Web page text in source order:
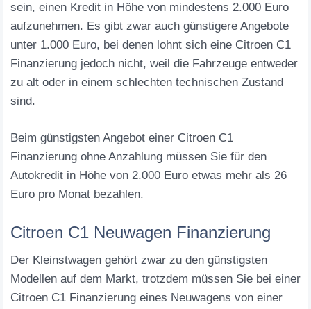
sein, einen Kredit in Höhe von mindestens 2.000 Euro
aufzunehmen. Es gibt zwar auch günstigere Angebote
unter 1.000 Euro, bei denen lohnt sich eine Citroen C1
Finanzierung jedoch nicht, weil die Fahrzeuge entweder
zu alt oder in einem schlechten technischen Zustand
sind.
Beim günstigsten Angebot einer Citroen C1
Finanzierung ohne Anzahlung müssen Sie für den
Autokredit in Höhe von 2.000 Euro etwas mehr als 26
Euro pro Monat bezahlen.
Citroen C1 Neuwagen Finanzierung
Der Kleinstwagen gehört zwar zu den günstigsten
Modellen auf dem Markt, trotzdem müssen Sie bei einer
Citroen C1 Finanzierung eines Neuwagens von einer